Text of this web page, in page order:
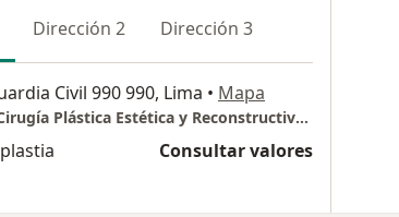
Dirección 2 Dirección 3
Civil 990 990, Lima • Mapa
Unidad de Cirugía Plástica Estética y Reconstructiva Clínica Ziegler
Consultar valores